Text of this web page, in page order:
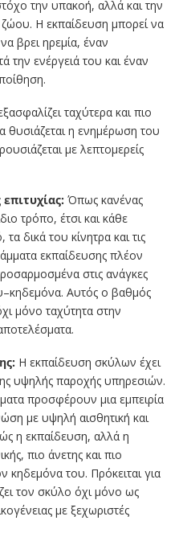
την υπακοή, αλλά και την
ζώου. Η εκπαίδευση μπορεί να
βρει ηρεμία, έναν
την ενέργειά του και έναν
ταχύτερα και πιο
θυσιάζεται η ενημέρωση του
με λεπτομερείς
Όπως κανένας
τρόπο, έτσι και κάθε
δικά του κίνητρα και τις
εκπαίδευσης πλέον
στις ανάγκες
Αυτός ο βαθμός
μόνο ταχύτητα στην
Η εκπαίδευση σκύλων έχει
υψηλής παροχής υπηρεσιών.
προσφέρουν μια εμπειρία
με υψηλή αισθητική και
η εκπαίδευση, αλλά η
πιο άνετης και πιο
κηδεμόνα του. Πρόκειται για
τον σκύλο όχι μόνο ως
με ξεχωριστές